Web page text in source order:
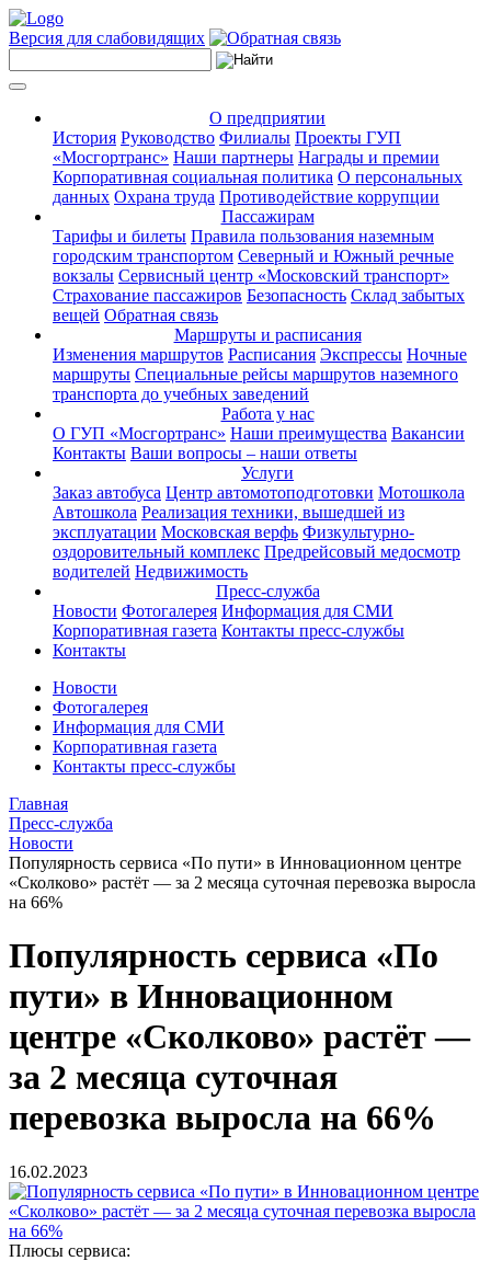
Версия для слабовидящих
О предприятии
История Руководство Филиалы Проекты ГУП
«Мосгортранс» Наши партнеры Награды и премии
Корпоративная социальная политика О персональных
данных Охрана труда Противодействие коррупции
Пассажирам
Тарифы и билеты Правила пользования наземным
городским транспортом Северный и Южный речные
вокзалы Сервисный центр «Московский транспорт»
Страхование пассажиров Безопасность Склад забытых
вещей Обратная связь
Маршруты и расписания
Изменения маршрутов Расписания Экспрессы Ночные
маршруты Специальные рейсы маршрутов наземного
транспорта до учебных заведений
Работа у нас
О ГУП «Мосгортранс» Наши преимущества Вакансии
Контакты Ваши вопросы – наши ответы
Услуги
Заказ автобуса Центр автомотоподготовки Мотошкола
Автошкола Реализация техники, вышедшей из
эксплуатации Московская верфь Физкультурно-
оздоровительный комплекс Предрейсовый медосмотр
водителей Недвижимость
Пресс-служба
Новости Фотогалерея Информация для СМИ
Корпоративная газета Контакты пресс-службы
Контакты
Новости
Фотогалерея
Информация для СМИ
Корпоративная газета
Контакты пресс-службы
Главная
Пресс-служба
Новости
Популярность сервиса «По пути» в Инновационном центре
«Сколково» растёт — за 2 месяца суточная перевозка выросла
на 66%
Популярность сервиса «По
пути» в Инновационном
центре «Сколково» растёт —
за 2 месяца суточная
перевозка выросла на 66%
16.02.2023
Плюсы сервиса: